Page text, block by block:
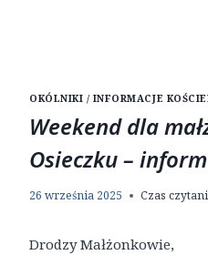
OKÓLNIKI / INFORMACJE
Weekend dla
Osieczku –
26 września 2025 Czas
Drodzy Małżonkowie,